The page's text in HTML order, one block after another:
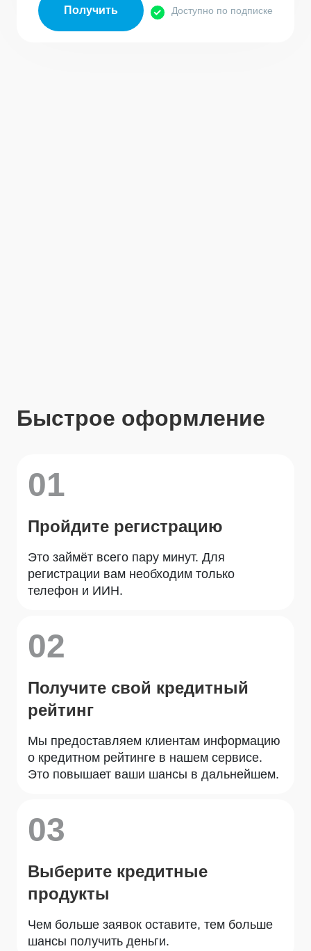
Получить Доступно по подписке
Быстрое оформление
01
Пройдите регистрацию
Это займёт всего пару минут. Для
регистрации вам необходим только
телефон и ИИН.
02
Получите свой кредитный
рейтинг
Мы предоставляем клиентам информацию
о кредитном рейтинге в нашем сервисе.
Это повышает ваши шансы в дальнейшем.
03
Выберите кредитные
продукты
Чем больше заявок оставите, тем больше
шансы получить деньги.